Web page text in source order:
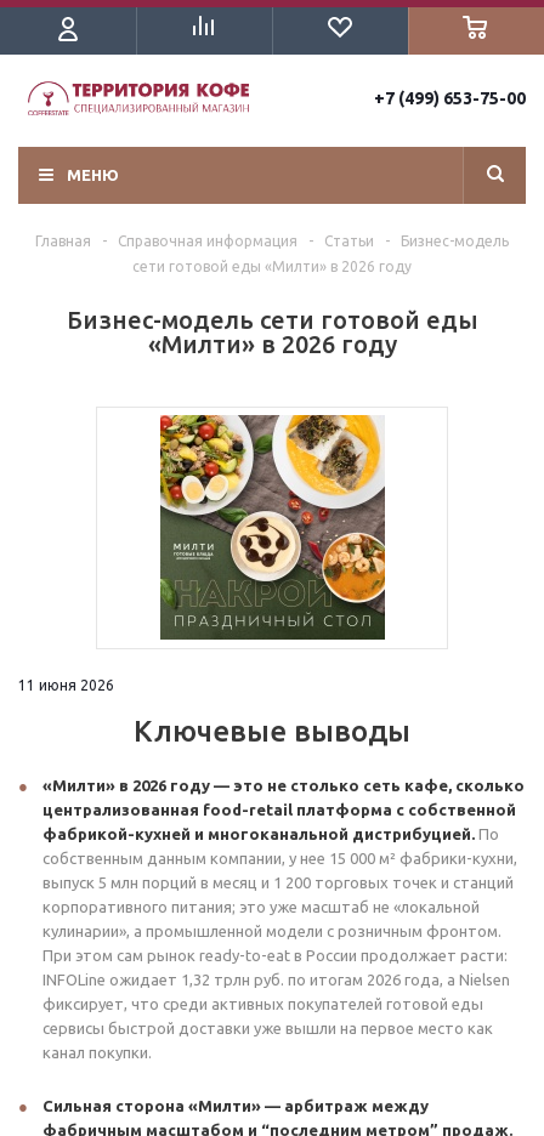
+7 (499) 653-75-00
МЕНЮ
Главная - Справочная информация - Статьи -
Бизнес-модель
сети готовой еды «Милти» в 2026 году
Бизнес-модель сети готовой еды
«Милти» в 2026 году
11 июня 2026
Ключевые выводы
«Милти» в 2026 году — это не столько сеть кафе, сколько
централизованная food-retail платформа с собственной
фабрикой-кухней и многоканальной дистрибуцией. По
собственным данным компании, у нее 15 000 м² фабрики-кухни,
выпуск 5 млн порций в месяц и 1 200 торговых точек и станций
корпоративного питания; это уже масштаб не «локальной
кулинарии», а промышленной модели с розничным фронтом.
При этом сам рынок ready-to-eat в России продолжает расти:
INFOLine ожидает 1,32 трлн руб. по итогам 2026 года, а Nielsen
фиксирует, что среди активных покупателей готовой еды
сервисы быстрой доставки уже вышли на первое место как
канал покупки.
Сильная сторона «Милти» — арбитраж между
фабричным масштабом и “последним метром” продаж.